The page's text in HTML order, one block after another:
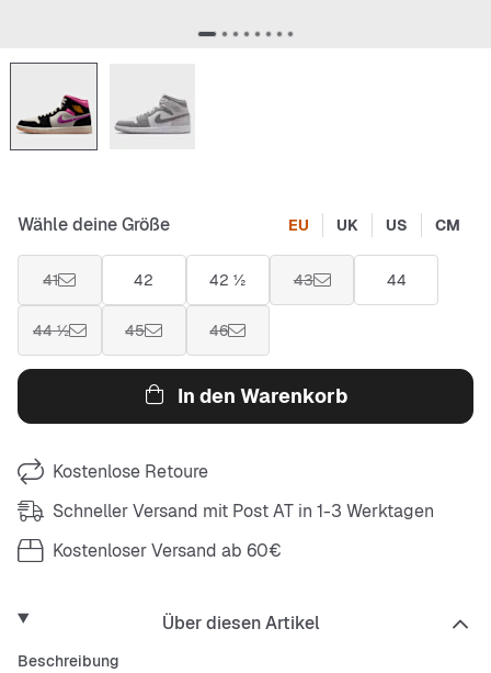
Wähle deine Größe EU UK US CM
41 42 42 ½ 43 44
44 ½ 45 46
In den Warenkorb
Kostenlose Retoure
Schneller Versand mit Post AT in 1-3 Werktagen
Kostenloser Versand ab 60€
Über diesen Artikel
Beschreibung